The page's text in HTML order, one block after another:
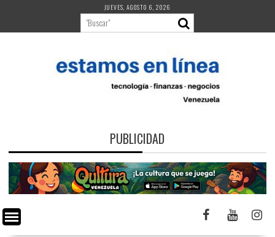
contenido
JUEVES, AGOSTO 6, 2026
PUBLICIDAD